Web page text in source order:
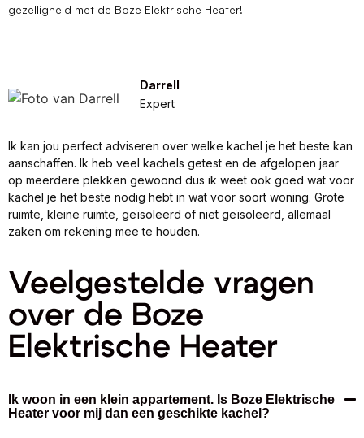
gezelligheid met de Boze Elektrische Heater!
Darrell
Expert
Ik kan jou perfect adviseren over welke kachel je het beste kan
aanschaffen. Ik heb veel kachels getest en de afgelopen jaar
op meerdere plekken gewoond dus ik weet ook goed wat voor
kachel je het beste nodig hebt in wat voor soort woning. Grote
ruimte, kleine ruimte, geïsoleerd of niet geïsoleerd, allemaal
zaken om rekening mee te houden.
Veelgestelde vragen
over de Boze
Elektrische Heater
Ik woon in een klein appartement. Is Boze Elektrische
Heater voor mij dan een geschikte kachel?